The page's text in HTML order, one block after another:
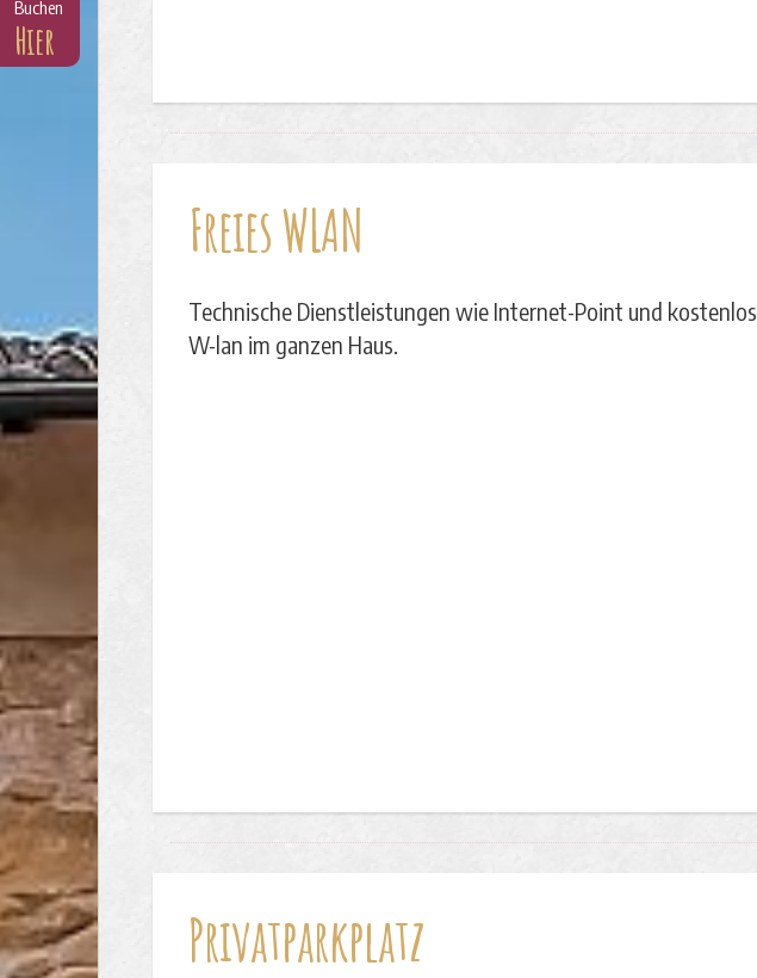
Buchen
Hier
Freies WLAN
Technische Dienstleistungen wie Internet-Point und kostenlos
W-lan im ganzen Haus.
Privatparkplatz